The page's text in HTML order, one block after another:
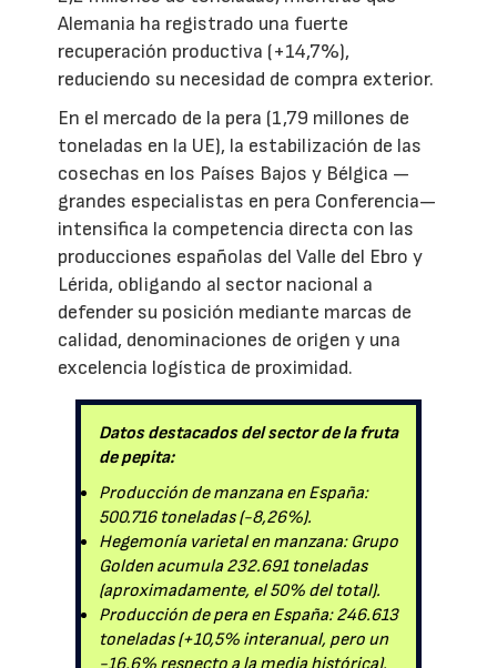
Alemania ha registrado una fuerte
recuperación productiva (+14,7%),
reduciendo su necesidad de compra exterior.
En el mercado de la pera (1,79 millones de
toneladas en la UE), la estabilización de las
cosechas en los Países Bajos y Bélgica —
grandes especialistas en pera Conferencia—
intensifica la competencia directa con las
producciones españolas del Valle del Ebro y
Lérida, obligando al sector nacional a
defender su posición mediante marcas de
calidad, denominaciones de origen y una
excelencia logística de proximidad.
Datos destacados del sector de la fruta
de pepita:
Producción de manzana en España:
500.716 toneladas (-8,26%).
Hegemonía varietal en manzana: Grupo
Golden acumula 232.691 toneladas
(aproximadamente, el 50% del total).
Producción de pera en España: 246.613
toneladas (+10,5% interanual, pero un